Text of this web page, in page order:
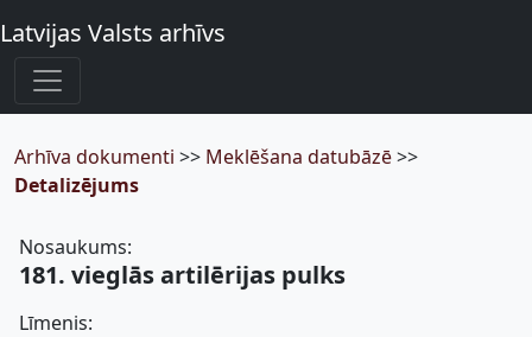
Latvijas Valsts arhīvs
Arhīva dokumenti >> Meklēšana datubāzē>>
Detalizējums
Nosaukums:
181. vieglās artilērijas pulks
Līmenis: